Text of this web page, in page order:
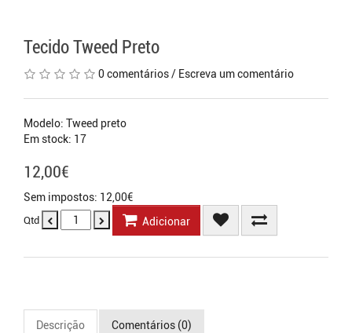
Tecido Tweed Preto
0 comentários/ Escreva um comentário
Modelo: Tweed preto
Em stock: 17
12,00€
Sem impostos: 12,00€
Qtd Adicionar
Descrição Comentários (0)